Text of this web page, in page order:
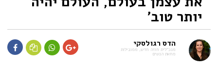
יותר טוב'
הדס רגולסקי
מנכ״לית חוזה חדש, ממובילות
מחאת הנשים